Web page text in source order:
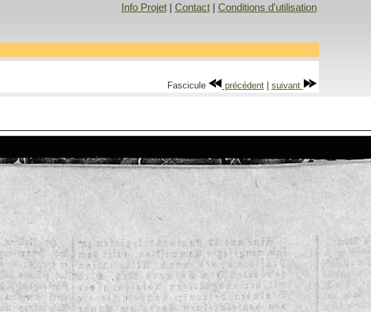
Info Projet| Contact| Conditions d'utilisation
Fascicule précédent| suivant